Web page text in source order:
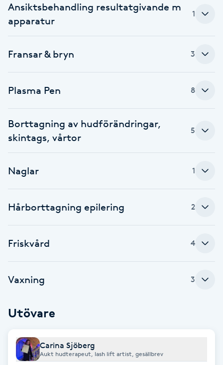
Fransrengöring
Frekvensterapi
Frisör
Färgning
Gelenaglar
Gellack
Gellack med förstärkning
Ansiktsbehandling resultatgivande m
apparatur
1
Fransar & bryn 3
Plasma Pen 8
Borttagning av hudförändringar,
skintags, vårtor
5
Naglar 1
Hårborttagning epilering 2
Friskvård 4
Vaxning 3
Utövare
Carina Sjöberg
Aukt hudterapeut, lash lift artist, gesällbrev